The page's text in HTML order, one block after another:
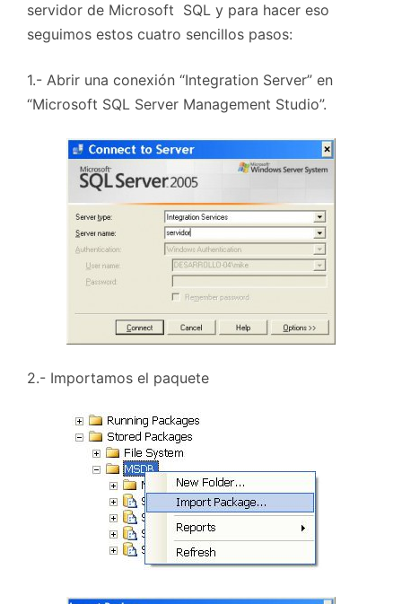
servidor de Microsoft SQL y para hacer eso
seguimos estos cuatro sencillos pasos:
1.- Abrir una conexión “Integration Server” en
“Microsoft SQL Server Management Studio”.
2.- Importamos el paquete